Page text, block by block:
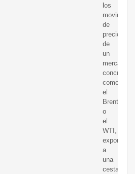
los
de
precios
de
un
mercado
concreto,
como
el
Brent
o
el
WTI,
exponerse
a
una
cesta